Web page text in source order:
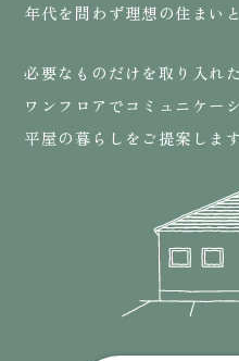
年代を問わず理想の住まい
必要なものだけを取り入れ
ワンフロアでコミュニケー
平屋の暮らしをご提案します